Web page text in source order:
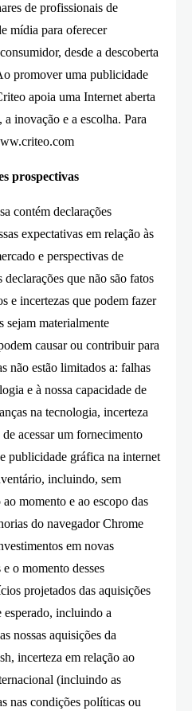
de profissionais de
mídia para oferecer
desde a descoberta
promover uma publicidade
apoia uma Internet aberta
inovação e a escolha. Para
prospectivas
contém declarações
expectativas em relação às
e perspectivas de
que não são fatos
e incertezas que podem fazer
sejam materialmente
causar ou contribuir para
não estão limitados a: falhas
e à nossa capacidade de
na tecnologia, incerteza
acessar um fornecimento
publicidade gráfica na internet
incluindo, sem
momento e ao escopo das
do navegador Chrome
em novas
o momento desses
projetados das aquisições
esperado, incluindo a
nossas aquisições da
incerteza em relação ao
(incluindo as
nas condições políticas ou